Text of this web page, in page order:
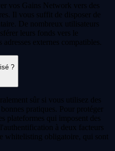
vos Gains Network vers des
Il vous suffit de disposer de
De nombreux utilisateurs
leurs fonds vers le
externes compatibles.
?
sûr si vous utilisez des
pratiques. Pour protéger
plateformes qui imposent des
à deux facteurs
whitelisting obligatoire, qui sont